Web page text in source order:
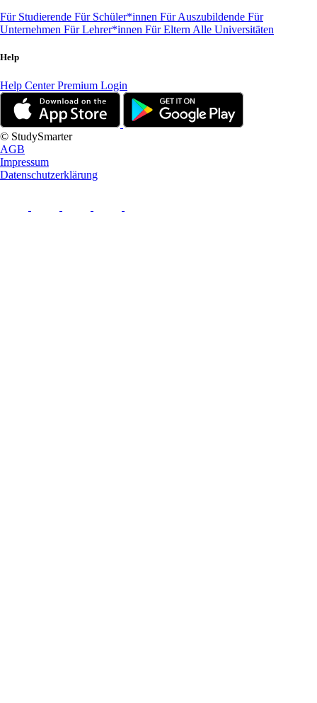
Für Studierende Für Schüler*innen Für Auszubildende Für
Unternehmen Für Lehrer*innen Für Eltern Alle Universitäten
Help
Help CenterPremium Login
© StudySmarter
AGB
Impressum
Datenschutzerklärung